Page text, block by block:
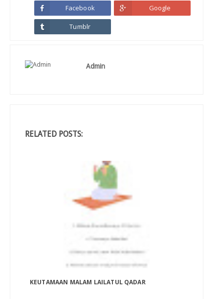
Facebook Google
Tumblr
Admin
RELATED POSTS:
KEUTAMAAN MALAM LAILATUL QADAR